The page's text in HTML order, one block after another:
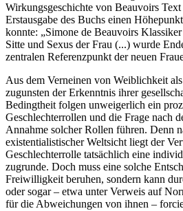
Wirkungsgeschichte von Beauvoirs
Erstausgabe des Buchs einen
konnte: „Simone de Beauvoirs
Sitte und Sexus der Frau (...) wurde
zentralen Referenzpunkt der neuen
Aus dem Verneinen von Weiblichkeit
zugunsten der Erkenntnis ihrer
Bedingtheit folgen unweigerlich ein
Geschlechterrollen und die Frage nach
Annahme solcher Rollen führen. Denn
existentialistischer Weltsicht liegt der
Geschlechterrolle tatsächlich eine
zugrunde. Doch muss eine solche
Freiwilligkeit beruhen, sondern kann
oder sogar – etwa unter Verweis auf
für die Abweichungen von ihnen –